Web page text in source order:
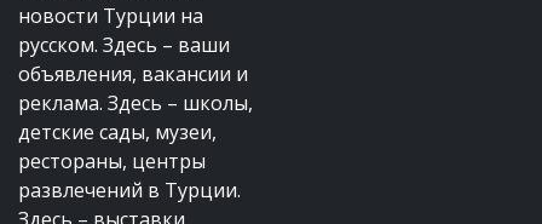
новости Турции на
русском. Здесь – ваши
объявления, вакансии и
реклама. Здесь – школы,
детские сады, музеи,
рестораны, центры
развлечений в Турции.